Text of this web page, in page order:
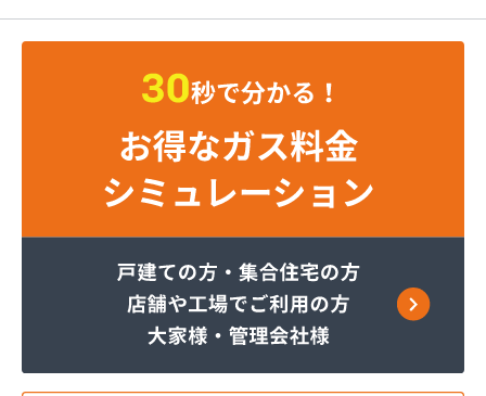
愛和
井上商店
株式会社Misumi
株式会社アイティーエス
株式会社アイティーエス 南支店
株式会社イデックスガス 熊本中央営業所
株式会社ウエハラ